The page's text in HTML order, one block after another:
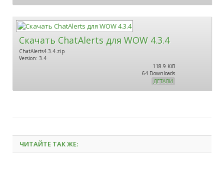
Скачать ChatAlerts для WOW 4.3.4
ChatAlerts4.3.4.zip
Version: 3.4
118.9 KiB
64 Downloads
ДЕТАЛИ
ЧИТАЙТЕ ТАК ЖЕ: